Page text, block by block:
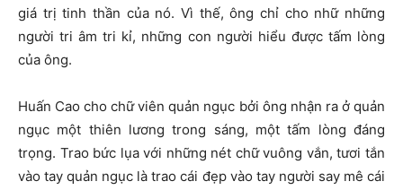
giá trị tinh thần của nó. Vì thế, ông chỉ cho nhữ những
người tri âm tri kỉ, những con người hiểu được tấm lòng
của ông.
Huấn Cao cho chữ viên quản ngục bởi ông nhận ra ở quản
ngục một thiên lương trong sáng, một tấm lòng đáng
trọng. Trao bức lụa với những nét chữ vuông vắn, tươi tắn
vào tay quản ngục là trao cái đẹp vào tay người say mê cái